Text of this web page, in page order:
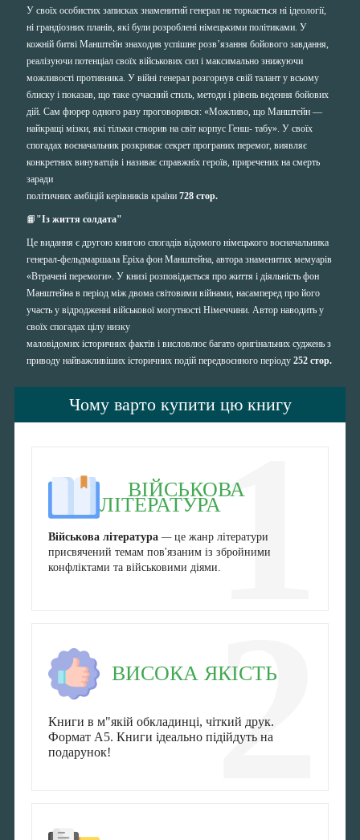
У своїх особистих записках знаменитий генерал не торкається ні ідеології,
ні грандіозних планів, які були розроблені німецькими політиками. У
кожній битві Манштейн знаходив успішне розв’язання бойового завдання,
реалізуючи потенціал своїх військових сил і максимально знижуючи
можливості противника. У війні генерал розгорнув свій талант у всьому
блиску і показав, що таке сучасний стиль, методи і рівень ведення бойових
дій. Сам фюрер одного разу проговорився: «Можливо, що Манштейн —
найкращі мізки, які тільки створив на світ корпус Генш- табу». У своїх
спогадах воєначальник розкриває секрет програних перемог, виявляє
конкретних винуватців і називає справжніх героїв, приречених на смерть
заради
політичних амбіцій керівників країни 728 стор.
📙 "Із життя солдата"
Це видання є другою книгою спогадів відомого німецького воєначальника
генерал-фельдмаршала Еріха фон Манштейна, автора знаменитих мемуарів
«Втрачені перемоги». У книзі розповідається про життя і діяльність фон
Манштейна в період між двома світовими війнами, насамперед про його
участь у відродженні військової могутності Німеччини. Автор наводить у
своїх спогадах цілу низку
маловідомих історичних фактів і висловлює багато оригінальних суджень з
приводу найважливіших історичних подій передвоєнного періоду 252 стор.
Чому варто купити цю книгу
1
ВІЙСЬКОВА
ЛІТЕРАТУРА
Військова література— це жанр літератури
присвячений темам пов'язаним із збройними
конфліктами та військовими діями.
2
ВИСОКА ЯКІСТЬ
Книги в м"якій обкладинці, чіткий друк.
Формат А5. Книги ідеально підійдуть на
подарунок!